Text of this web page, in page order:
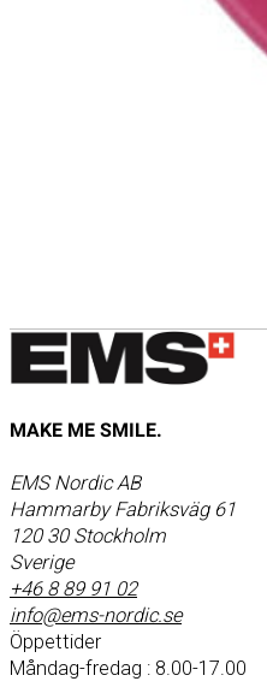
MAKE ME SMILE.
EMS Nordic AB
Hammarby Fabriksväg 61
120 30 Stockholm
Sverige
+46 8 89 91 02
info@ems-nordic.se
Öppettider
Måndag-fredag : 8.00-17.00